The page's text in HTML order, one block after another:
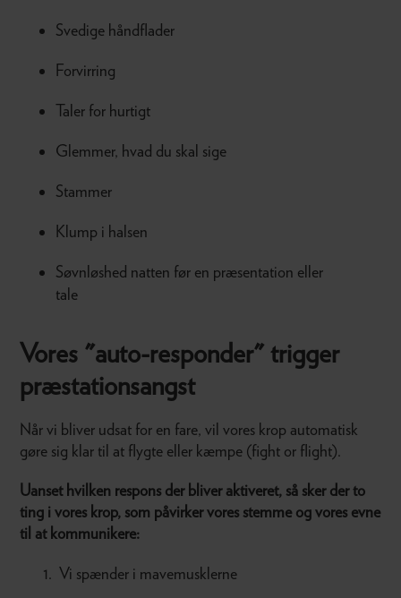
Svedige håndflader
Forvirring
Taler for hurtigt
Glemmer, hvad du skal sige
Stammer
Klump i halsen
Søvnløshed natten før en præsentation eller
tale
Vores "auto-responder" trigger
præstationsangst
Når vi bliver udsat for en fare, vil vores krop automatisk
gøre sig klar til at flygte eller kæmpe (fight or flight).
Uanset hvilken respons der bliver aktiveret, så sker der to
ting i vores krop, som påvirker vores stemme og vores evne
til at kommunikere:
Vi spænder i mavemusklerne